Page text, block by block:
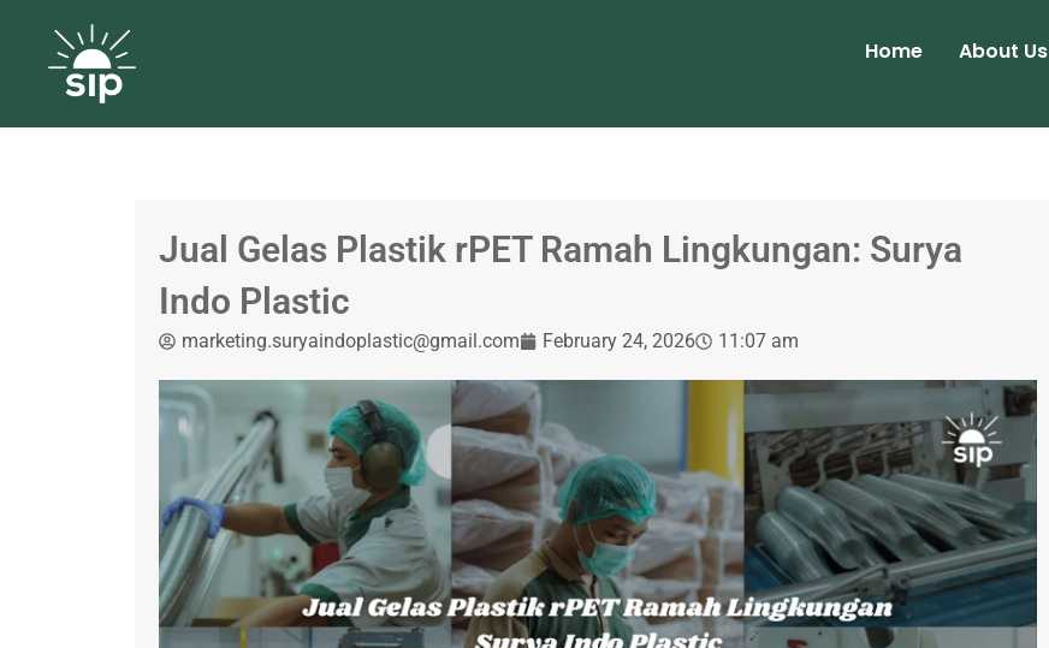
Home About Us
Jual Gelas Plastik rPET Ramah Lingkungan: Surya
Indo Plastic
marketing.suryaindoplastic@gmail.com February 24, 2026 11:07 am